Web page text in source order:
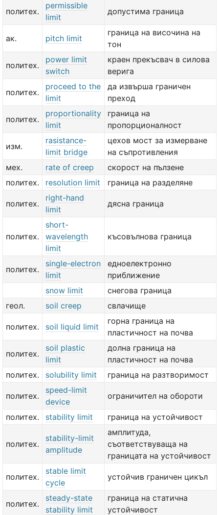
политех.
permissible
limit
допустима граница
ак. pitch limit
граница на височина на
тон
политех.
power limit
switch
краен прекъсвач в силова
верига
политех.
proceed to the
limit
да извърша граничен
преход
политех.
proportionality
limit
граница на
пропорционалност
изм.
rasistance-
limit bridge
цехов мост за измерване
на съпротивления
мех.
rate of creep
скорост на пълзене
политех.
resolution limit граница на разделяне
политех.
right-hand
limit
дясна граница
политех.
short-
wavelength
limit
късовълнова граница
политех.
single-electron
limit
едноелектронно
приближение
snow limit
снегова граница
геол.
soil creep свлачище
политех. soil liquid limit
горна граница на
пластичност на почва
политех.
soil plastic
limit
долна граница на
пластичност на почва
политех.
solubility limit граница на разтворимост
политех.
speed-limit
device
ограничител на обороти
политех. stability limit граница на устойчивост
политех.
stability-limit
amplitude
амплитуда,
съответствуваща на
границата на устойчивост
политех.
stable limit
cycle
устойчив граничен цикъл
политех.
steady-state
stability limit
граница на статична
устойчивост